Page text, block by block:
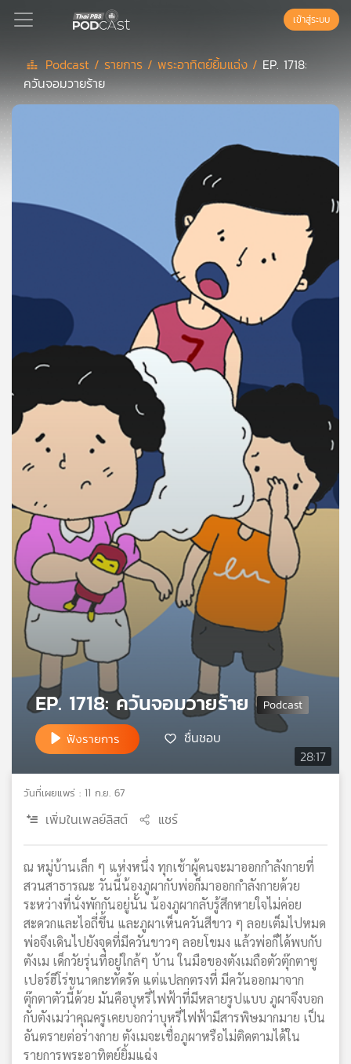
Podcast
แนะนำ
คุณ
เพลง
บทความ
ข่าว
และ
กิจกรรม
เกี่ยว
กับ
ไทย
เอส
แผนที่
วิทยุ
เครือ
ข่าย
เข้าสู่ระบบ
Podcast / รายการ /พระอาทิตย์ยิ้มแฉ่ง / EP. 1718:
ควันจอมวายร้าย
28:17
EP. 1718: ควันจอมวายร้าย
ฟังรายการ ชื่นชอบ
วันที่เผยแพร่ : 11 ก.ย. 67
เพิ่มในเพลย์ลิสต์ แชร์
ณ หมู่บ้านเล็ก ๆ แห่งหนึ่ง ทุกเช้าผู้คนจะมาออกกำลังกายที่
สวนสาธารณะ วันนี้น้องภูผากับพ่อก็มาออกกำลังกายด้วย
ระหว่างที่นั่งพักกันอยู่นั้น น้องภูผากลับรู้สึกหายใจไม่ค่อย
สะดวกและไอถี่ขึ้น และภูผาเห็นควันสีขาว ๆ ลอยเต็มไปหมด
พ่อจึงเดินไปยังจุดที่มีควันขาวๆ ลอยโขมง แล้วพ่อก็ได้พบกับ
ตังเม เด็กวัยรุ่นที่อยู่ใกล้ๆ บ้าน ในมือของตังเมถือตัวตุ๊กตาซู
เปอร์ฮีโร่ขนาดกะทัดรัด แต่แปลกตรงที่ มีควันออกมาจาก
ตุ๊กตาตัวนี้ด้วย มันคือบุหรี่ไฟฟ้าที่มีหลายรูปแบบ ภูผาจึงบอก
กับตังเมว่าคุณครูเคยบอกว่าบุหรี่ไฟฟ้ามีสารพิษมากมาย เป็น
อันตรายต่อร่างกาย ตังเมจะเชื่อภูผาหรือไม่ติดตามได้ใน
รายการพระอาทิตย์ยิ้มแฉ่ง